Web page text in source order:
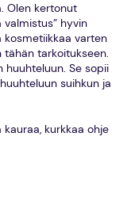
Olen kertonut
valmistus” hyvin
varten
tarkoitukseen.
Se sopii
suihkun ja
kurkkaa ohje